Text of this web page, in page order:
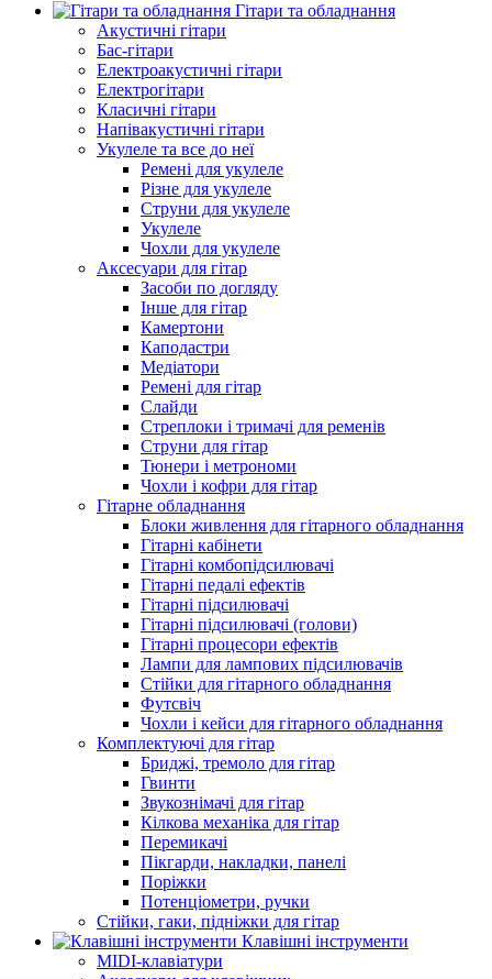
Гітари та обладнання
Акустичні гітари
Бас-гітари
Електроакустичні гітари
Електрогітари
Класичні гітари
Напівакустичні гітари
Укулеле та все до неї
Ремені для укулеле
Різне для укулеле
Струни для укулеле
Укулеле
Чохли для укулеле
Аксесуари для гітар
Засоби по догляду
Інше для гітар
Камертони
Каподастри
Медіатори
Ремені для гітар
Слайди
Стреплоки і тримачі для ременів
Струни для гітар
Тюнери і метрономи
Чохли і кофри для гітар
Гітарне обладнання
Блоки живлення для гітарного обладнання
Гітарні кабінети
Гітарні комбопідсилювачі
Гітарні педалі ефектів
Гітарні підсилювачі
Гітарні підсилювачі (голови)
Гітарні процесори ефектів
Лампи для лампових підсилювачів
Стійки для гітарного обладнання
Футсвіч
Чохли і кейси для гітарного обладнання
Комплектуючі для гітар
Бриджі, тремоло для гітар
Гвинти
Звукознімачі для гітар
Кілкова механіка для гітар
Перемикачі
Пікгарди, накладки, панелі
Поріжки
Потенціометри, ручки
Стійки, гаки, підніжки для гітар
Клавішні інструменти
MIDI-клавіатури